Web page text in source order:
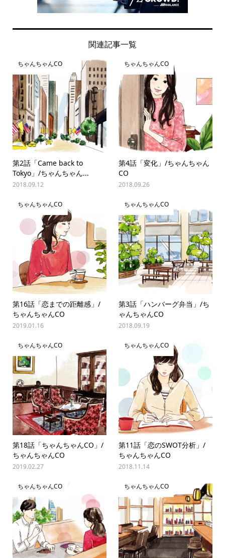
関連記事一覧
ちゃんちゃんCO
第2話「Came back to
Tokyo」/ちゃんちゃん...
2018.09.12
ちゃんちゃんCO
第4話「変化」/ちゃんちゃん
CO
2018.09.26
ちゃんちゃんCO
第16話「恋までの距離感」/
ちゃんちゃんCO
2019.01.16
ちゃんちゃんCO
第3話「ハンバーグ弁当」/ち
ゃんちゃんCO
2018.09.19
ちゃんちゃんCO
第18話「ちゃんちゃんCO」/
ちゃんちゃんCO
2019.02.27
ちゃんちゃんCO
第11話「恋のSWOT分析」/
ちゃんちゃんCO
2018.11.14
ちゃんちゃんCO ちゃんちゃんCO